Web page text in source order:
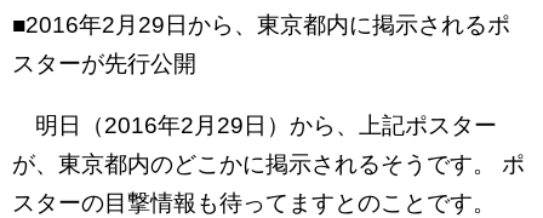
■2016年2月29日から、東京都内に掲示されるポ
スターが先行公開
明日（2016年2月29日）から、上記ポスター
が、東京都内のどこかに掲示されるそうです。 ポ
スターの目撃情報も待ってますとのことです。